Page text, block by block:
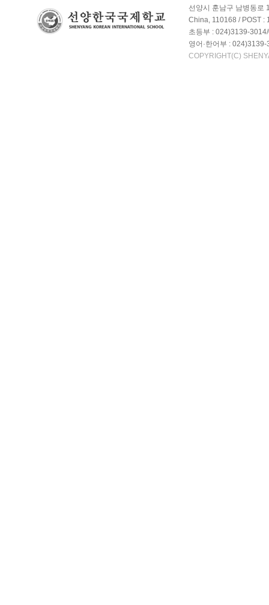
선양시 훈남구 남병동로
China, 110168 / POST :
초등부 : 024)3139-
영어·한어부 :
COPYRIGHT(C)